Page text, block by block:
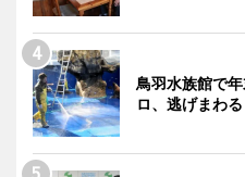
鳥羽水族館で
ロ、逃げまわ